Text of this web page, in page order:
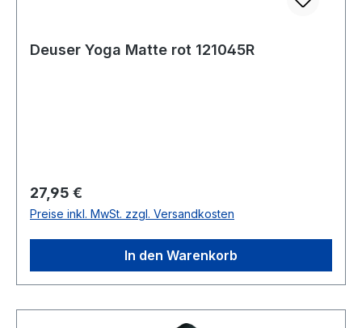
Deuser Yoga Matte rot 121045R
Regulärer Preis:
27,95 €
Preise inkl. MwSt. zzgl. Versandkosten
In den Warenkorb